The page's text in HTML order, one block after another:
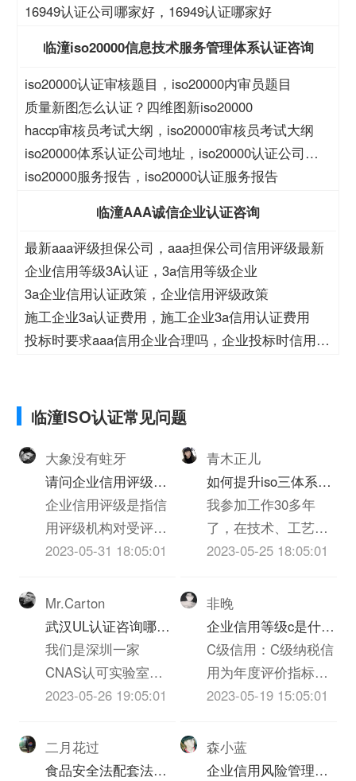
16949认证公司哪家好，16949认证哪家好
临潼iso20000信息技术服务管理体系认证咨询
iso20000认证审核题目，iso20000内审员题目
质量新图怎么认证？四维图新iso20000
haccp审核员考试大纲，iso20000审核员考试大纲
iso20000体系认证公司地址，iso20000认证公司地
址
iso20000服务报告，iso20000认证服务报告
临潼AAA诚信企业认证咨询
最新aaa评级担保公司，aaa担保公司信用评级最新
企业信用等级3A认证，3a信用等级企业
3a企业信用认证政策，企业信用评级政策
施工企业3a认证费用，施工企业3a信用认证费用
投标时要求aaa信用企业合理吗，企业投标时信用等
临潼ISO认证常见问题
大象没有蛀牙
请问企业信用评级的
标准是什么呢
企业信用评级是指信
用评级机构对受评企
业的产业、基础素
老师和外部支持等等
诸多方面进行的综合
评价。信用评级有着
完整的体系，包括信
用评级的要素和指
方法和模型等方面的
2023-05-31 18:05:01
Mr.Carton
武汉UL认证咨询哪家
机构啊？必须是可以
做IT类iso三体系认证
UL认证的机构？
我们是深圳一家
CNAS认可实验室，
也是UL认证的一家实
体是什么ITiso三体系
认证，具体事宜也可
2023-05-26 19:05:01
二月花过
食品安全法配套法规
青木正儿
如何提升iso三体系认
证质量(个人对质量的
心得体会300字)
我参加工作30多年
了，在技术、工艺、
质检、实验员岗位上
重要，一下根据我的
经历和体会，谈谈我
对质量的看法，不当
之处请大家批评指正!
质量管理是企业发展
信誉，质量就是市
2023-05-25 18:05:01
非晚
企业信用等级c是什么
意思
C级信用：C级纳税信
用为年度评价指标得
分40分以上不满70分
《纳税信誉等级评定
管理试行办法》（国
2023-05-19 15:05:01
森小蓝
企业信用风险管理技